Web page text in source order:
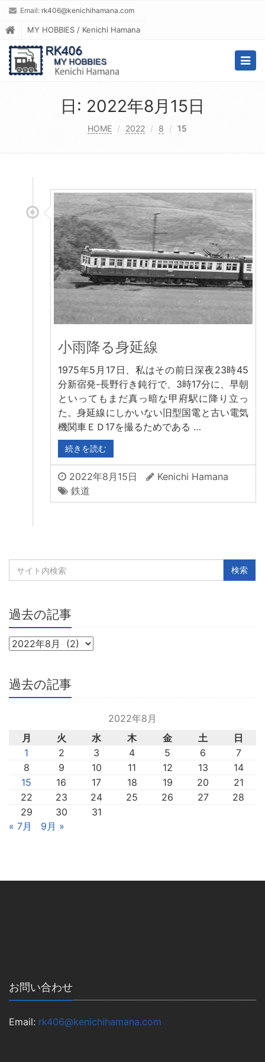
Email: rk406@kenichihamana.com
MY HOBBIES / Kenichi Hamana
日: 2022年8月15日
HOME 2022 8 15
小雨降る身延線
1975年5月17日、私はその前日深夜23時45
分新宿発-長野行き鈍行で、3時17分に、早朝
といってもまだ真っ暗な甲府駅に降り立っ
た。身延線にしかいない旧型国電と古い電気
機関車ＥＤ17を撮るためである …
続きを読む
2022年8月15日
Kenichi Hamana
鉄道
過去の記事
過去の記事
2022年8月
月
火 水 木 金 土
日
1
2 3 4 5 6
7
8
9 10 11 12 13
14
15
16 17 18 19 20
21
22
23 24 25 26 27
28
29
30
31
« 7月
9月 »
お問い合わせ
Email: rk406@kenichihamana.com